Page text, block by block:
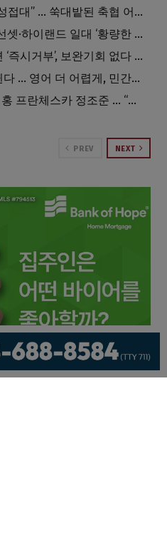
[충격] “외국인 심판들에 성접대” … 쑥대밭된 축협 어디까지 추락하나
칙필레마저 문 닫았다 … 선셋·하이랜드 일대 ‘황량한 거리’로
[이민] 영주권 서류 빠지면 ‘즉시거부’, 보완기회 없다 … 이민심사 8월부터 확 바뀐다
[이민]시민권 시험 확 바뀐다 … 영어 더 어렵게, 민간시험 도입 추진
트럼프, 한인 주지사 후보 홍 프란체스카 정조준 … “미치광이다”
PREV NEXT